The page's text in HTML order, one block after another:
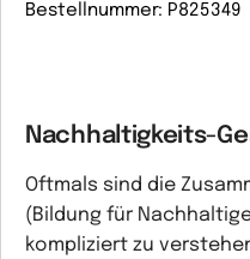
Bestellnummer: P825349
Nachhaltigkeits-
Oftmals sind die
(Bildung für
kompliziert zu